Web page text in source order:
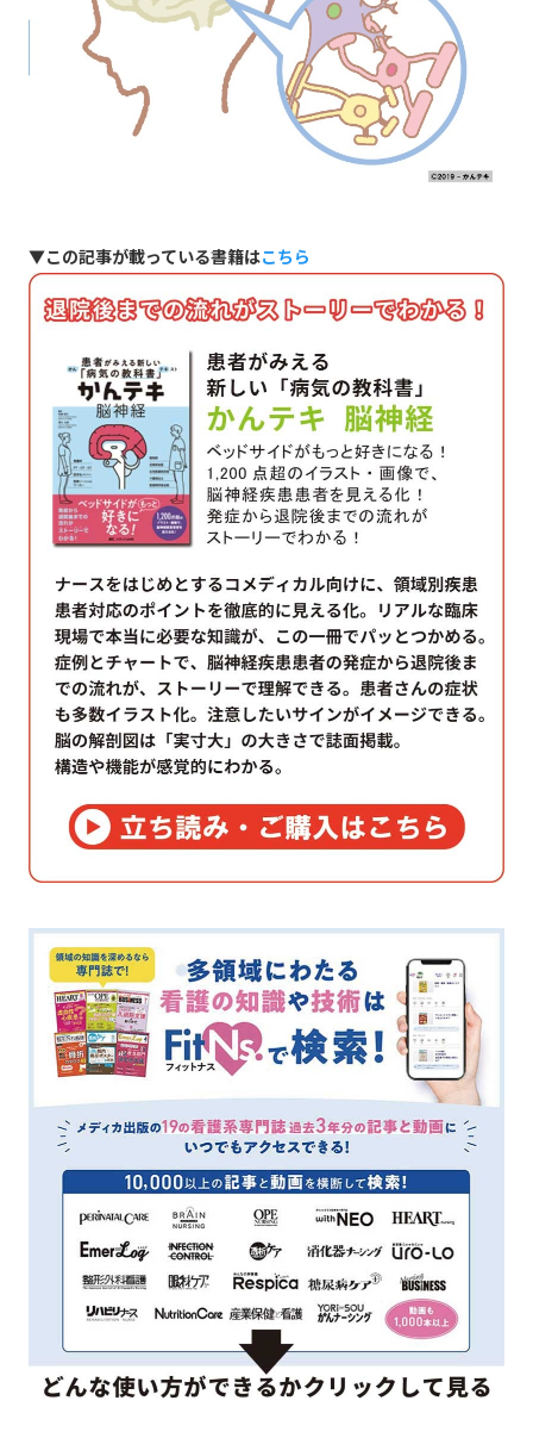
▼この記事が載っている書籍はこちら